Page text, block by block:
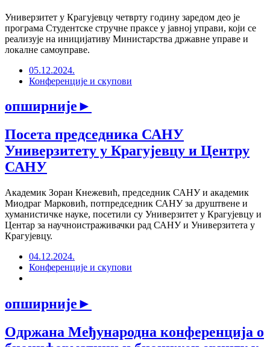
Универзитет у Крагујевцу четврту годину заредом део је
програма Студентске стручне праксе у јавној управи, који се
реализује на иницијативу Министарства државне управе и
локалне самоуправе.
05.12.2024.
Конференције и скупови
опширније►
Посета председника САНУ
Универзитету у Крагујевцу и Центру
САНУ
Академик Зоран Кнежевић, председник САНУ и академик
Миодраг Марковић, потпредседник САНУ за друштвенe и
хуманистичке науке, посетили су Универзитет у Крагујевцу и
Центар за научноистраживачки рад САНУ и Универзитета у
Крагујевцу.
04.12.2024.
Конференције и скупови
опширније►
Одржана Међународна конференција о